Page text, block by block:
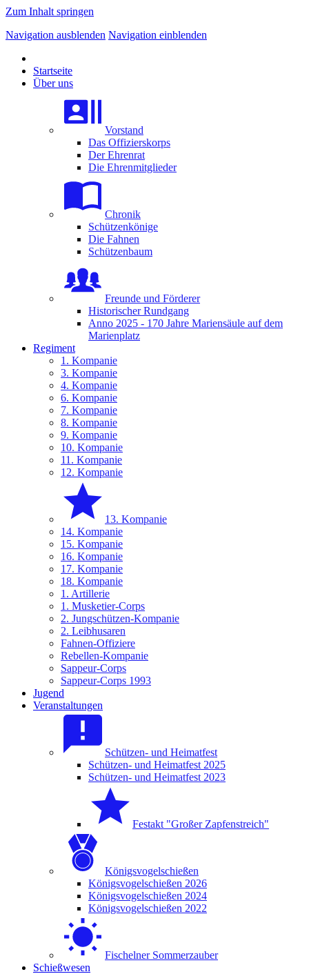
Zum Inhalt springen
Navigation ausblenden Navigation einblenden
Startseite
Über uns
Vorstand
Das Offizierskorps
Der Ehrenrat
Die Ehrenmitglieder
Chronik
Schützenkönige
Die Fahnen
Schützenbaum
Freunde und Förderer
Historischer Rundgang
Anno 2025 - 170 Jahre Mariensäule auf dem
Marienplatz
Regiment
1. Kompanie
3. Kompanie
4. Kompanie
6. Kompanie
7. Kompanie
8. Kompanie
9. Kompanie
10. Kompanie
11. Kompanie
12. Kompanie
13. Kompanie
14. Kompanie
15. Kompanie
16. Kompanie
17. Kompanie
18. Kompanie
1. Artillerie
1. Musketier-Corps
2. Jungschützen-Kompanie
2. Leibhusaren
Fahnen-Offiziere
Rebellen-Kompanie
Sappeur-Corps
Sappeur-Corps 1993
Jugend
Veranstaltungen
Schützen- und Heimatfest
Schützen- und Heimatfest 2025
Schützen- und Heimatfest 2023
Festakt "Großer Zapfenstreich"
Königsvogelschießen
Königsvogelschießen 2026
Königsvogelschießen 2024
Königsvogelschießen 2022
Fischelner Sommerzauber
Schießwesen